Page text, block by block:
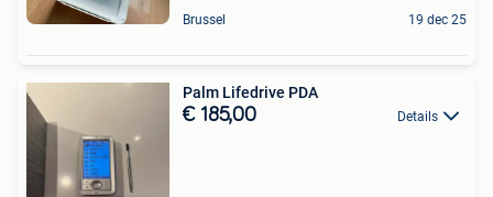
Brussel 19 dec 25
Palm Lifedrive PDA
€ 185,00 Details